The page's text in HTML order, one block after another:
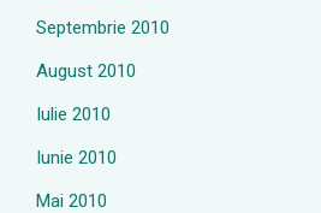
Septembrie 2010
August 2010
Iulie 2010
Iunie 2010
Mai 2010